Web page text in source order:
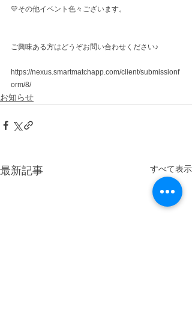
💛その他イベント色々ございます。
ご興味ある方はどうぞお問い合わせください♪
https://nexus.smartmatchapp.com/client/submissionf
orm/8/
お知らせ
最新記事 すべて表示